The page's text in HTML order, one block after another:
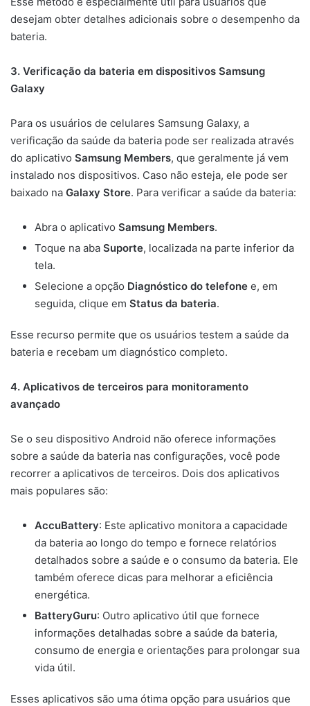
desejam obter detalhes adicionais sobre o desempenho da
bateria.
3. Verificação da bateria em dispositivos Samsung
Galaxy
Para os usuários de celulares Samsung Galaxy, a
verificação da saúde da bateria pode ser realizada através
do aplicativo Samsung Members, que geralmente já vem
instalado nos dispositivos. Caso não esteja, ele pode ser
baixado na Galaxy Store. Para verificar a saúde da bateria:
Abra o aplicativo Samsung Members.
Toque na aba Suporte, localizada na parte inferior da
tela.
Selecione a opção Diagnóstico do telefone e, em
seguida, clique em Status da bateria.
Esse recurso permite que os usuários testem a saúde da
bateria e recebam um diagnóstico completo.
4. Aplicativos de terceiros para monitoramento
avançado
Se o seu dispositivo Android não oferece informações
sobre a saúde da bateria nas configurações, você pode
recorrer a aplicativos de terceiros. Dois dos aplicativos
mais populares são:
AccuBattery: Este aplicativo monitora a capacidade
da bateria ao longo do tempo e fornece relatórios
detalhados sobre a saúde e o consumo da bateria. Ele
também oferece dicas para melhorar a eficiência
energética.
BatteryGuru: Outro aplicativo útil que fornece
informações detalhadas sobre a saúde da bateria,
consumo de energia e orientações para prolongar sua
vida útil.
Esses aplicativos são uma ótima opção para usuários que